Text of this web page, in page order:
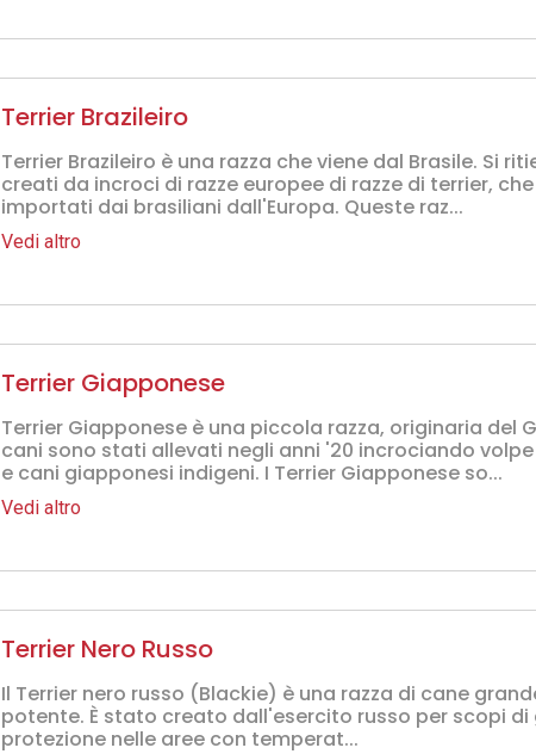
Terrier Brazileiro
Terrier Brazileiro è una razza che viene dal Brasile. Si
creati da incroci di razze europee di razze di terrier,
importati dai brasiliani dall'Europa. Queste raz...
Vedi altro
Terrier Giapponese
Terrier Giapponese è una piccola razza, originaria del
cani sono stati allevati negli anni '20 incrociando
e cani giapponesi indigeni. I Terrier Giapponese so...
Vedi altro
Terrier Nero Russo
Il Terrier nero russo (Blackie) è una razza di cane
potente. È stato creato dall'esercito russo per scopi di
protezione nelle aree con temperat...